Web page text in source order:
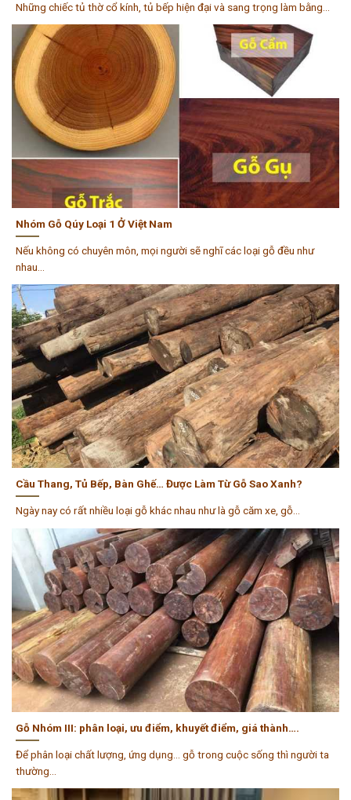
Những chiếc tủ thờ cổ kính, tủ bếp hiện đại và sang trọng làm bằng...
Nhóm Gỗ Qúy Loại 1 Ở Việt Nam
Nếu không có chuyên môn, mọi người sẽ nghĩ các loại gỗ đều như
nhau...
Cầu Thang, Tủ Bếp, Bàn Ghế… Được Làm Từ Gỗ Sao Xanh?
Ngày nay có rất nhiều loại gỗ khác nhau như là gỗ căm xe, gỗ...
Gỗ Nhóm III: phân loại, ưu điểm, khuyết điểm, giá thành….
Để phân loại chất lượng, ứng dụng… gỗ trong cuộc sống thì người ta
thường...